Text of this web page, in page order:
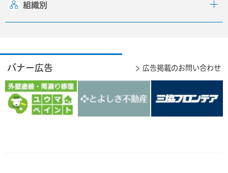
組織別
バナー広告 広告掲載のお問い合わせ